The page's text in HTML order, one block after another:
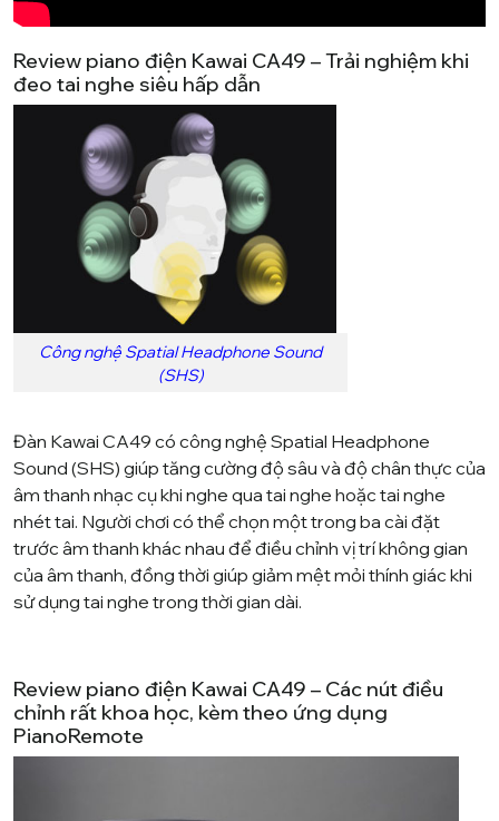
Review piano điện Kawai CA49 – Trải nghiệm khi
đeo tai nghe siêu hấp dẫn
Công nghệ Spatial Headphone Sound
(SHS)
Đàn Kawai CA49 có công nghệ Spatial Headphone
Sound (SHS) giúp tăng cường độ sâu và độ chân thực của
âm thanh nhạc cụ khi nghe qua tai nghe hoặc tai nghe
nhét tai. Người chơi có thể chọn một trong ba cài đặt
trước âm thanh khác nhau để điều chỉnh vị trí không gian
của âm thanh, đồng thời giúp giảm mệt mỏi thính giác khi
sử dụng tai nghe trong thời gian dài.
Review piano điện Kawai CA49 – Các nút điều
chỉnh rất khoa học, kèm theo ứng dụng
PianoRemote